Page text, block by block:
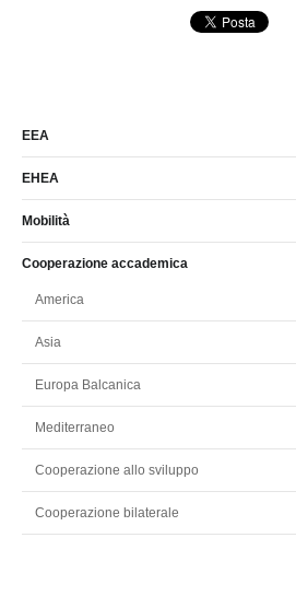
EEA
EHEA
Mobilità
Cooperazione accademica
America
Asia
Europa Balcanica
Mediterraneo
Cooperazione allo sviluppo
Cooperazione bilaterale